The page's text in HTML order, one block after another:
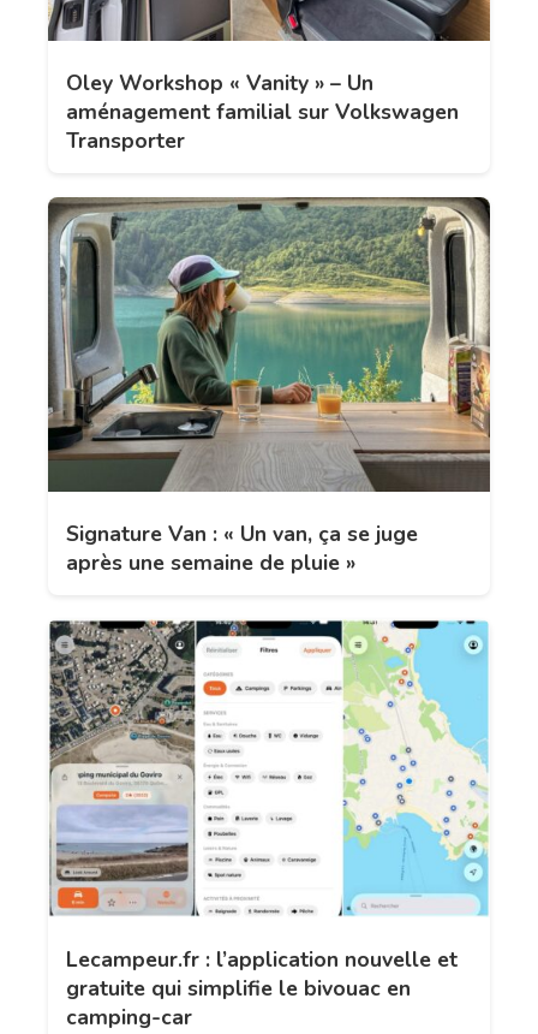
Oley Workshop « Vanity » – Un
aménagement familial sur Volkswagen
Transporter
Signature Van : « Un van, ça se juge
après une semaine de pluie »
Lecampeur.fr : l’application nouvelle et
gratuite qui simplifie le bivouac en
camping-car